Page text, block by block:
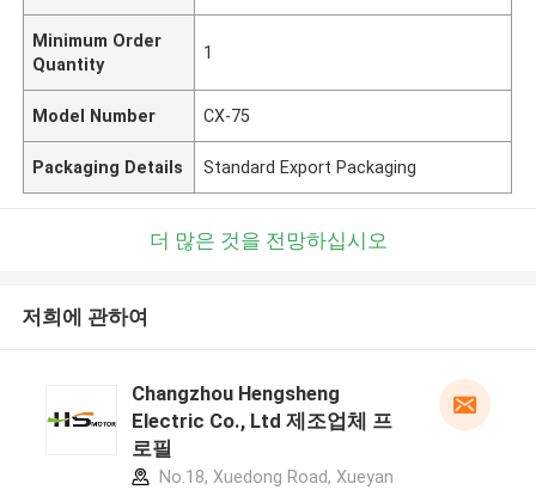
Minimum Order
Quantity
1
Model Number CX-75
Packaging Details Standard Export Packaging
더 많은 것을 전망하십시오
저희에 관하여
Changzhou Hengsheng
Electric Co., Ltd 제조업체 프
로필
No.18, Xuedong Road, Xueyan